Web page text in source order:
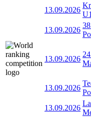
13.09.2026
13.09.2026
13.09.2026
13.09.2026
13.09.2026